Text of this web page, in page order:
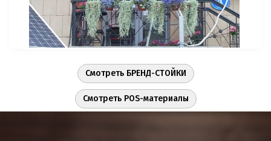
Смотреть БРЕНД-СТОЙКИ
Смотреть POS-материалы